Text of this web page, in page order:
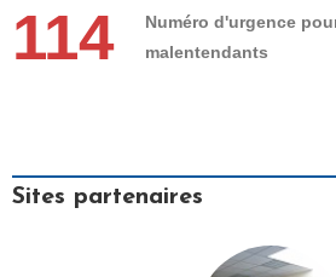
114
Numéro d'urgence
malentendants
Sites partenaires